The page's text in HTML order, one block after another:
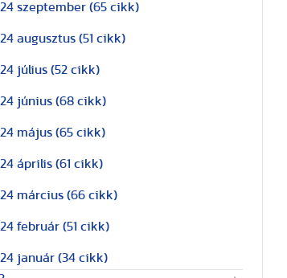
szeptember (65 cikk)
augusztus (51 cikk)
július (52 cikk)
június (68 cikk)
május (65 cikk)
április (61 cikk)
március (66 cikk)
február (51 cikk)
január (34 cikk)